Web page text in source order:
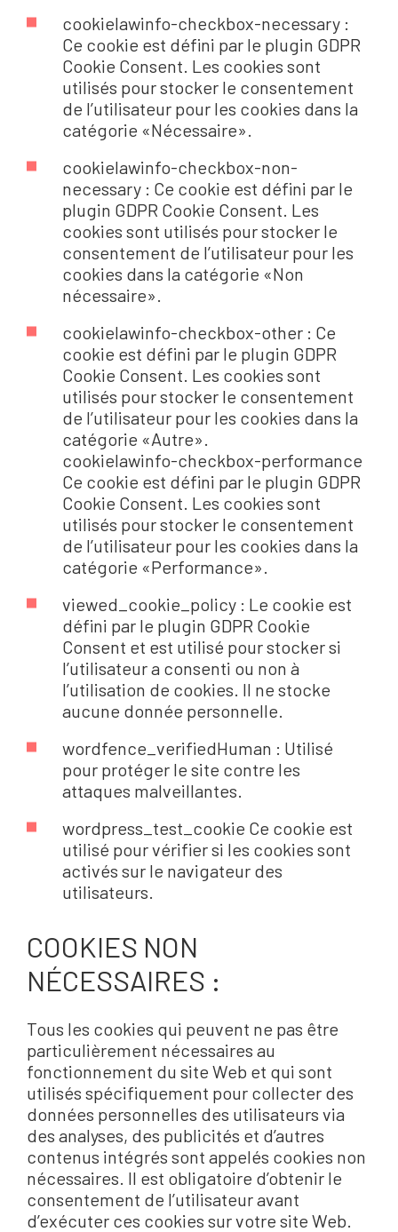
cookielawinfo-checkbox-necessary :
Ce cookie est défini par le plugin GDPR
Cookie Consent. Les cookies sont
utilisés pour stocker le consentement
de l’utilisateur pour les cookies dans la
catégorie «Nécessaire».
cookielawinfo-checkbox-non-
necessary : Ce cookie est défini par le
plugin GDPR Cookie Consent. Les
cookies sont utilisés pour stocker le
consentement de l’utilisateur pour les
cookies dans la catégorie «Non
nécessaire».
cookielawinfo-checkbox-other : Ce
cookie est défini par le plugin GDPR
Cookie Consent. Les cookies sont
utilisés pour stocker le consentement
de l’utilisateur pour les cookies dans la
catégorie «Autre».
cookielawinfo-checkbox-performance
Ce cookie est défini par le plugin GDPR
Cookie Consent. Les cookies sont
utilisés pour stocker le consentement
de l’utilisateur pour les cookies dans la
catégorie «Performance».
viewed_cookie_policy : Le cookie est
défini par le plugin GDPR Cookie
Consent et est utilisé pour stocker si
l’utilisateur a consenti ou non à
l’utilisation de cookies. Il ne stocke
aucune donnée personnelle.
wordfence_verifiedHuman : Utilisé
pour protéger le site contre les
attaques malveillantes.
wordpress_test_cookie Ce cookie est
utilisé pour vérifier si les cookies sont
activés sur le navigateur des
utilisateurs.
COOKIES NON
NÉCESSAIRES :
Tous les cookies qui peuvent ne pas être
particulièrement nécessaires au
fonctionnement du site Web et qui sont
utilisés spécifiquement pour collecter des
données personnelles des utilisateurs via
des analyses, des publicités et d’autres
contenus intégrés sont appelés cookies non
nécessaires. Il est obligatoire d’obtenir le
consentement de l’utilisateur avant
d’exécuter ces cookies sur votre site Web.